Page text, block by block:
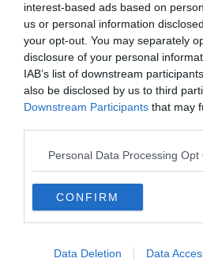
interest-based ads based on
us or personal information
your opt-out. You may separately
disclosure of your personal
IAB’s list of downstream
also be disclosed by us to third
Downstream Participants that may
Personal Data Processing Opt
CONFIRM
Data Deletion Data
Guardi, prima della
tutti carisma e capacità di
gruppo. Oggi so che non
ma so che voglio
slancio se possibile ancora
che ho cambiato punto di